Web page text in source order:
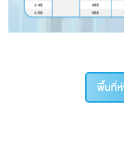
พื้นที่ห่